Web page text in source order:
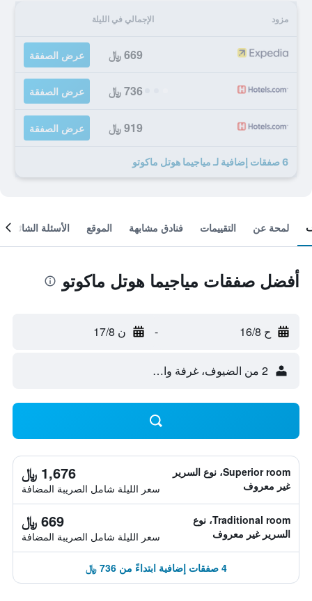
مزود الإجمالي في الليلة
669 ﷼ عرض الصفقة
736 ﷼ عرض الصفقة
919 ﷼ عرض الصفقة
6 صفقات إضافية لـ مياجيما هوتل ماكوتو
لمحة عن التقييمات فنادق مشابهة الموقع الأسئلة الشائعة
أفضل صفقات مياجيما هوتل ماكوتو
ح 16/8 - ن 17/8
2 من الضيوف، غرفة واحدة
Superior room، نوع السرير
غير معروف
1,676 ﷼
سعر الليلة شامل الصريبة المضافة
Traditional room، نوع
السرير غير معروف
669 ﷼
سعر الليلة شامل الصريبة المضافة
4 صفقات إضافية ابتداءً من 736 ﷼